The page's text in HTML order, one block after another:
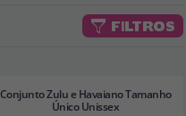
FILTROS
Conjunto Zulu e Havaiano Tamanho
Único Unissex